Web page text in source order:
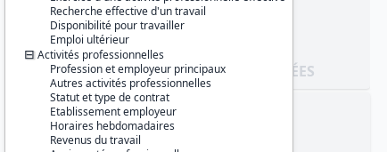
JEU DE DONNÉES
Recherche effective d'un travail
Disponibilité pour travailler
Emploi ultérieur
Activités professionnelles
Profession et employeur principaux
Autres activités professionnelles
Statut et type de contrat
Etablissement employeur
Horaires hebdomadaires
Revenus du travail
Identifiants :
lil-0033
doi:10.13144/lil-0033